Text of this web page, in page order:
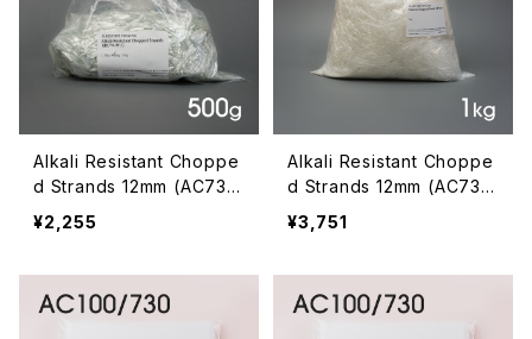
Alkali Resistant Choppe
d Strands 12mm (AC730
用耐アルカリ)500g
¥2,255
Alkali Resistant Choppe
d Strands 12mm (AC730
用耐アルカリ)1kg
¥3,751